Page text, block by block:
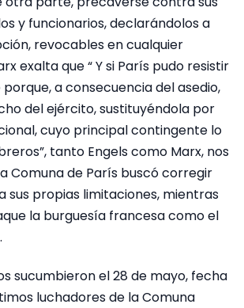
y funcionarios, declarándolos a
revocables en cualquier
exalta que “ Y si París pudo resistir
a consecuencia del asedio,
del ejército, sustituyéndola por
cuyo principal contingente lo
tanto Engels como Marx, nos
Comuna de París buscó corregir
sus propias limitaciones, mientras
la burguesía francesa como el
sucumbieron el 28 de mayo, fecha
luchadores de la Comuna